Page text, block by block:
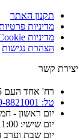
תקנון האתר
מדיניות
מדיניות Cookie
הצהרת נגישות
יצירת קשר
רח' אחד העם 5, נתניה
טל: 09-8821001
יום ראשון - חמישי: 11:00
יום שישי: 11:00 - 16:00
יום שבת וערב חג: 20:00 -